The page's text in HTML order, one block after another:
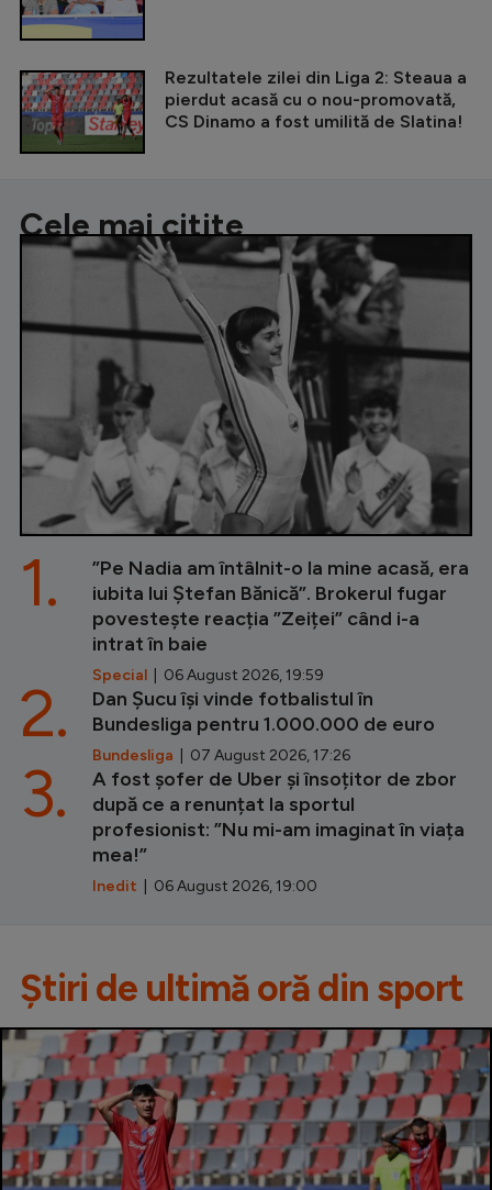
Rezultatele zilei din Liga 2: Steaua a
pierdut acasă cu o nou-promovată,
CS Dinamo a fost umilită de Slatina!
Cele mai citite
”Pe Nadia am întâlnit-o la mine acasă, era
iubita lui Ștefan Bănică”. Brokerul fugar
povestește reacția ”Zeiței” când i-a
intrat în baie
Special | 06 August 2026, 19:59
1.
Dan Șucu își vinde fotbalistul în
Bundesliga pentru 1.000.000 de euro
Bundesliga | 07 August 2026, 17:26
2.
A fost șofer de Uber și însoțitor de zbor
după ce a renunțat la sportul
profesionist: ”Nu mi-am imaginat în viața
mea!”
Inedit | 06 August 2026, 19:00
3.
Știri de ultimă oră din sport